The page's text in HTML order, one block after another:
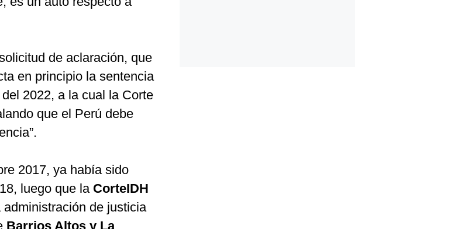
de aclaración, que
en principio la sentencia
del 2022, a la cual la Corte
que el Perú debe
2017, ya había sido
luego que la CorteIDH
de justicia
Barrios Altos y La